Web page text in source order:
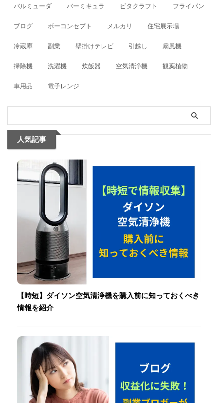
バルミューダ バーミキュラ ビタクラフト フライパン
ブログ ボーコンセプト メルカリ 住宅展示場
冷蔵庫 副業 壁掛けテレビ 引越し 扇風機
掃除機 洗濯機 炊飯器 空気清浄機 観葉植物
車用品 電子レンジ
人気記事
【時短】ダイソン空気清浄機を購入前に知っておくべき
情報を紹介